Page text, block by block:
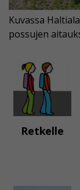
Retkelle
Kuvassa
possujen